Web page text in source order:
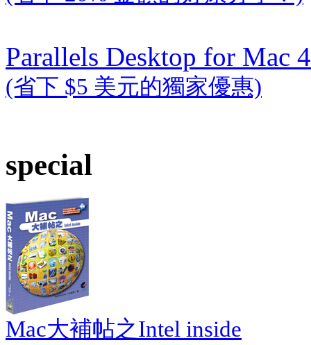
Parallels Desktop for Mac
(省下 $5 美元的獨家優惠)
special
Mac大補帖之Intel inside